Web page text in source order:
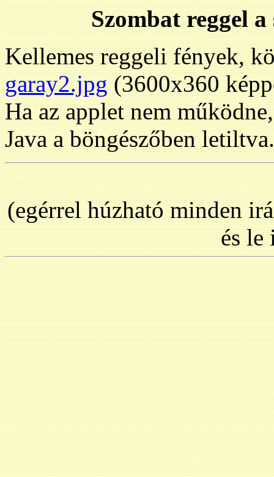
Szombat reggel
Kellemes reggeli fények,
garay2.jpg (3600x360
Ha az applet nem
Java a böngészőben letiltva.
(egérrel húzható minden
és le